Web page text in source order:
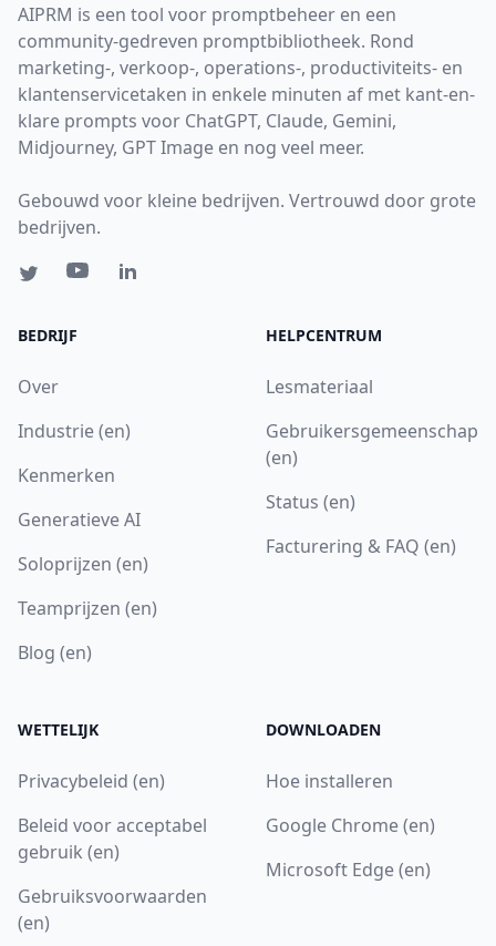
AIPRM is een tool voor promptbeheer en een
community-gedreven promptbibliotheek. Rond
marketing-, verkoop-, operations-, productiviteits- en
klantenservicetaken in enkele minuten af met kant-en-
klare prompts voor ChatGPT, Claude, Gemini,
Midjourney, GPT Image en nog veel meer.
Gebouwd voor kleine bedrijven. Vertrouwd door grote
bedrijven.
BEDRIJF
Over
Industrie (en)
Kenmerken
Generatieve AI
Soloprijzen (en)
Teamprijzen (en)
Blog (en)
HELPCENTRUM
Lesmateriaal
Gebruikersgemeenschap
(en)
Status (en)
Facturering & FAQ (en)
WETTELIJK
Privacybeleid (en)
Beleid voor acceptabel
gebruik (en)
Gebruiksvoorwaarden
(en)
DOWNLOADEN
Hoe installeren
Google Chrome (en)
Microsoft Edge (en)